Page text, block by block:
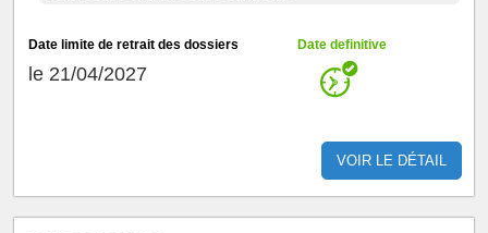
Date limite de retrait des dossiers
le 21/04/2027
Date definitive
VOIR LE DÉTAIL